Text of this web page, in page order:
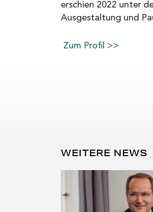
erschien 2022 unter
Ausgestaltung und
Zum Profil >>
WEITERE NEWS